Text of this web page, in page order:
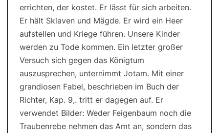
errichten, der kostet. Er lässt für sich arbeiten.
Er hält Sklaven und Mägde. Er wird ein Heer
aufstellen und Kriege führen. Unsere Kinder
werden zu Tode kommen. Ein letzter großer
Versuch sich gegen das Königtum
auszusprechen, unternimmt Jotam. Mit einer
grandiosen Fabel, beschrieben im Buch der
Richter, Kap. 9,. tritt er dagegen auf. Er
verwendet Bilder: Weder Feigenbaum noch die
Traubenrebe nehmen das Amt an, sondern das